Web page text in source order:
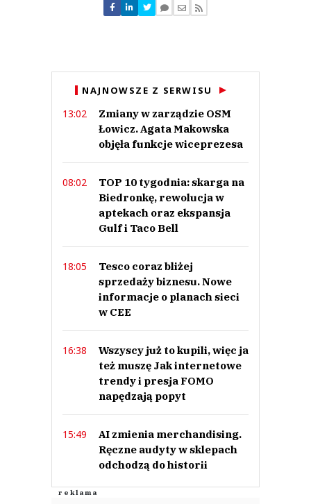
Nie znaleziono komentarzy
Zostaw swoje komentarze
NAJNOWSZE Z SERWISU
13:02
Zmiany w zarządzie OSM
Łowicz. Agata Makowska
objęła funkcje wiceprezesa
08:02
TOP 10 tygodnia: skarga na
Biedronkę, rewolucja w
aptekach oraz ekspansja
Gulf i Taco Bell
18:05
Tesco coraz bliżej
sprzedaży biznesu. Nowe
informacje o planach sieci
w CEE
16:38
Wszyscy już to kupili, więc ja
też muszę Jak internetowe
trendy i presja FOMO
napędzają popyt
15:49
AI zmienia merchandising.
Ręczne audyty w sklepach
odchodzą do historii